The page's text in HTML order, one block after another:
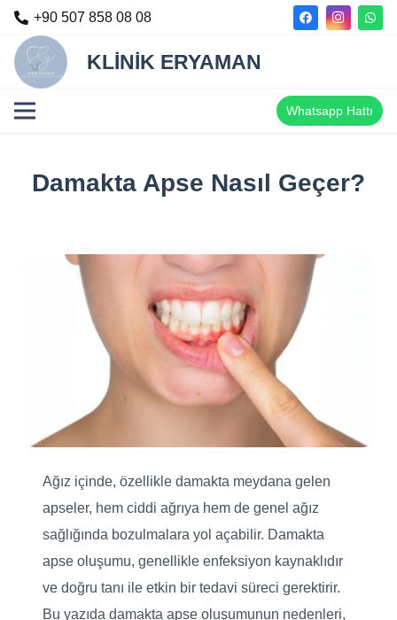
+90 507 858 08 08
KLİNİK ERYAMAN
Whatsapp Hattı
Damakta Apse Nasıl Geçer?
Ağız içinde, özellikle damakta meydana gelen
apseler, hem ciddi ağrıya hem de genel ağız
sağlığında bozulmalara yol açabilir. Damakta
apse oluşumu, genellikle enfeksiyon kaynaklıdır
ve doğru tanı ile etkin bir tedavi süreci gerektirir.
Bu yazıda damakta apse oluşumunun nedenleri,